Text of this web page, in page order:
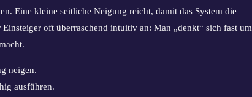
Eine kleine seitliche Neigung reicht, damit das System die
oft überraschend intuitiv an: Man „denkt“ sich fast um
neigen.
ausführen.